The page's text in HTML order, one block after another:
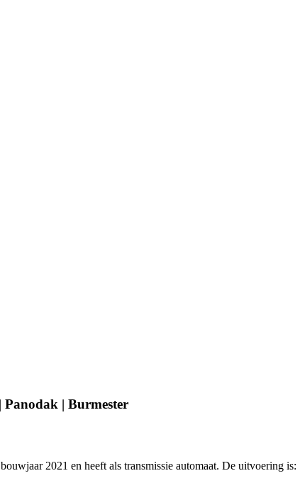
| Burmester
2021 en heeft als transmissie automaat. De uitvoering